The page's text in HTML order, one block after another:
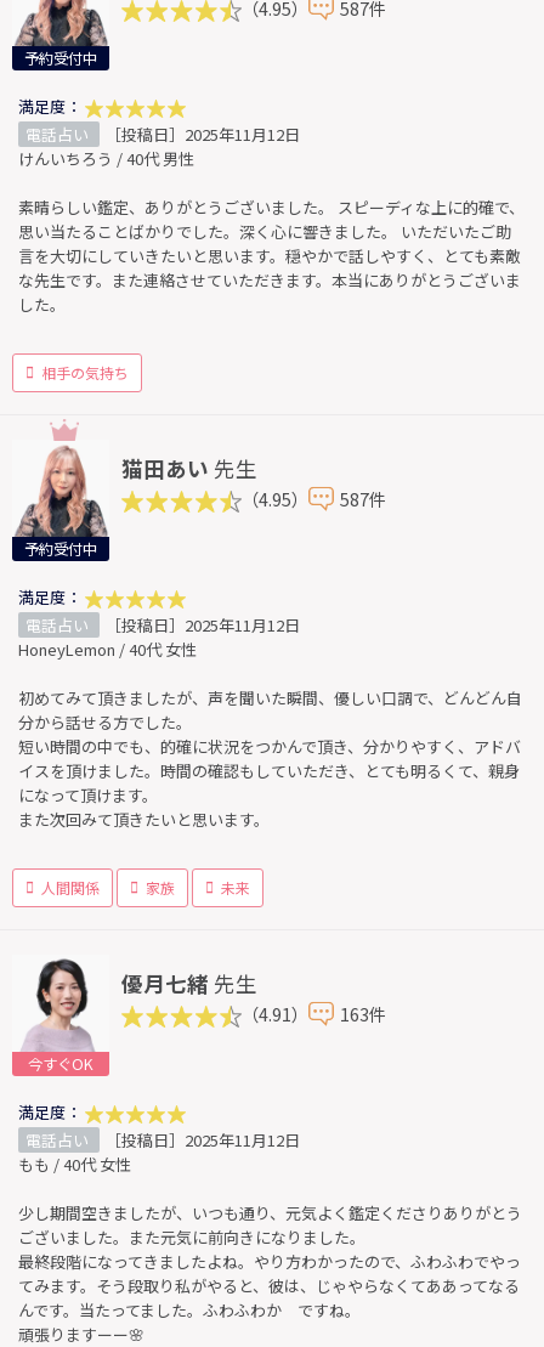
予約受付中
（4.95） 587件
満足度：
電話占い
［投稿日］2025年11月12日
けんいちろう / 40代 男性
素晴らしい鑑定、ありがとうございました。 スピーディな上に的確で、
思い当たることばかりでした。深く心に響きました。 いただいたご助
言を大切にしていきたいと思います。穏やかで話しやすく、とても素敵
な先生です。また連絡させていただきます。本当にありがとうございま
した。
相手の気持ち
予約受付中
猫田あい 先生
（4.95） 587件
満足度：
電話占い
［投稿日］2025年11月12日
HoneyLemon / 40代 女性
初めてみて頂きましたが、声を聞いた瞬間、優しい口調で、どんどん自
分から話せる方でした。
短い時間の中でも、的確に状況をつかんで頂き、分かりやすく、アドバ
イスを頂けました。時間の確認もしていただき、とても明るくて、親身
になって頂けます。
また次回みて頂きたいと思います。
人間関係 家族 未来
今すぐOK
優月七緒 先生
（4.91） 163件
満足度：
電話占い
［投稿日］2025年11月12日
もも / 40代 女性
少し期間空きましたが、いつも通り、元気よく鑑定くださりありがとう
ございました。また元気に前向きになりました。
最終段階になってきましたよね。やり方わかったので、ふわふわでやっ
てみます。そう段取り私がやると、彼は、じゃやらなくてああってなる
んです。当たってました。ふわふわか ですね。
頑張りますーー🌸